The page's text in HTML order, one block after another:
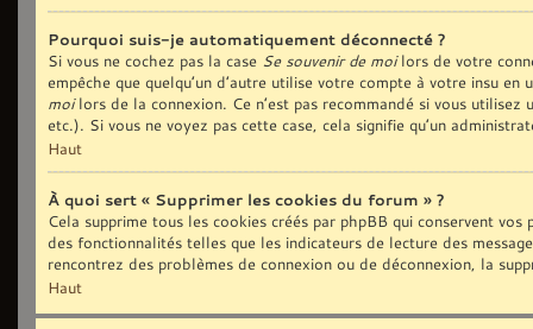
Pourquoi suis-je automatiquement déconnecté ?
Si vous ne cochez pas la case Se souvenir de moilors de votre
empêche que quelqu’un d’autre utilise votre compte à votre insu
moilors de la connexion. Ce n’est pas recommandé si vous
etc.). Si vous ne voyez pas cette case, cela signifie qu’un
Haut
À quoi sert « Supprimer les cookies du forum » ?
Cela supprime tous les cookies créés par phpBB qui conservent
des fonctionnalités telles que les indicateurs de lecture des
rencontrez des problèmes de connexion ou de déconnexion, la
Haut